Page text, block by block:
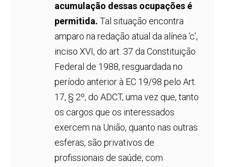
acumulação dessas ocupações é
permitida. Tal situação encontra
amparo na redação atual da alínea ‘c’,
inciso XVI, do art. 37 da Constituição
Federal de 1988, resguardada no
período anterior à EC 19/98 pelo Art.
17, § 2º, do ADCT, uma vez que, tanto
os cargos que os interessados
exercem na União, quanto nas outras
esferas, são privativos de
profissionais de saúde, com